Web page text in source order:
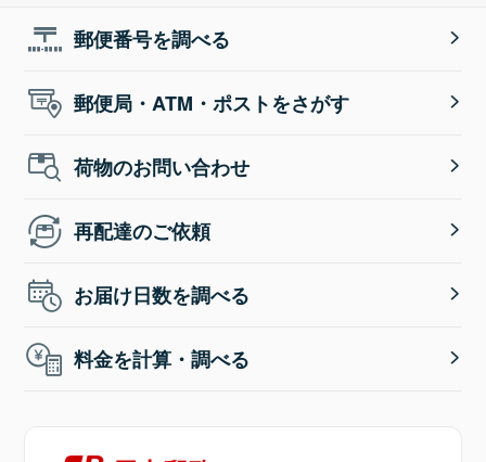
郵便番号を調べる
郵便局・ATM・ポストをさがす
荷物のお問い合わせ
再配達のご依頼
お届け日数を調べる
料金を計算・調べる